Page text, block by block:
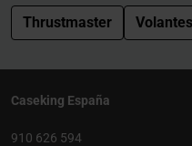
Thrustmaster Volantes
Caseking España
910 626 594